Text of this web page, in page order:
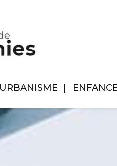
URBANISME